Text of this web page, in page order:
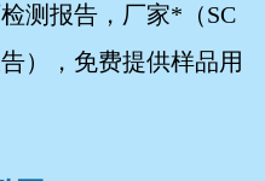
测报告，厂家*（SC
），免费提供样品用